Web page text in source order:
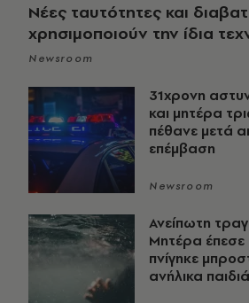
Νέες ταυτότητες και
χρησιμοποιούν την ίδια
Newsroom
31χρονη
και μητέρα
πέθανε μετά
επέμβαση
Newsroom
Ανείπωτη
Μητέρα
πνίγηκε
ανήλικα παιδιά